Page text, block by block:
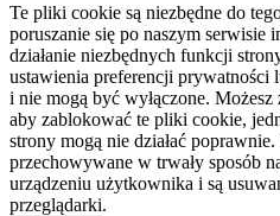
Te pliki cookie są niezbędne do
poruszanie się po naszym serwisie
działanie niezbędnych funkcji
ustawienia preferencji prywatności
i nie mogą być wyłączone.
aby zablokować te pliki cookie,
strony mogą nie działać
przechowywane w trwały sposób
urządzeniu użytkownika i są
przeglądarki.